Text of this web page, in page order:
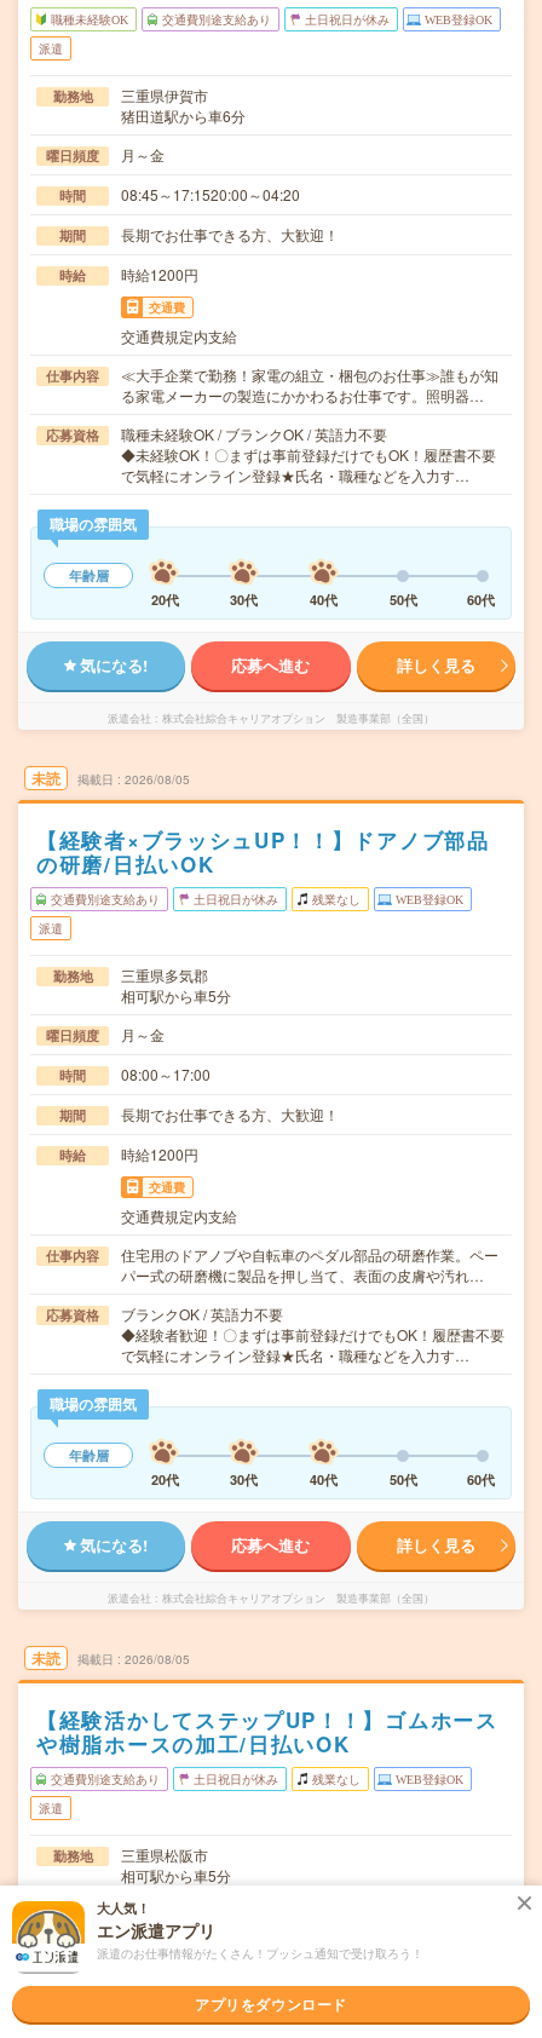
職種未経験OK 交通費別途支給あり 土日祝日が休み WEB登録OK
派遣
勤務地
三重県伊賀市
猪田道駅から車6分
曜日頻度 月～金
時間 08:45～17:1520:00～04:20
期間 長期でお仕事できる方、大歓迎！
時給 時給1200円
交通費
交通費規定内支給
仕事内容
≪大手企業で勤務！家電の組立・梱包のお仕事≫誰もが知
る家電メーカーの製造にかかわるお仕事です。照明器…
応募資格
職種未経験OK / ブランクOK / 英語力不要
◆未経験OK！〇まずは事前登録だけでもOK！履歴書不要
で気軽にオンライン登録★氏名・職種などを入力す…
職場の雰囲気
年齢層
20代
30代 40代 50代 60代
気になる! 応募へ進む 詳しく見る
派遣会社 株式会社綜合キャリアオプション 製造事業部（全国）
未読 掲載日 2026/08/05
【経験者×ブラッシュUP！！】ドアノブ部品
の研磨/日払いOK
交通費別途支給あり 土日祝日が休み 残業なし WEB登録OK
派遣
勤務地
三重県多気郡
相可駅から車5分
曜日頻度 月～金
時間 08:00～17:00
期間 長期でお仕事できる方、大歓迎！
時給 時給1200円
交通費
交通費規定内支給
仕事内容
住宅用のドアノブや自転車のペダル部品の研磨作業。ペー
パー式の研磨機に製品を押し当て、表面の皮膚や汚れ…
応募資格
ブランクOK / 英語力不要
◆経験者歓迎！〇まずは事前登録だけでもOK！履歴書不要
で気軽にオンライン登録★氏名・職種などを入力す…
職場の雰囲気
年齢層
20代
30代 40代 50代 60代
気になる! 応募へ進む 詳しく見る
派遣会社 株式会社綜合キャリアオプション 製造事業部（全国）
未読 掲載日 2026/08/05
【経験活かしてステップUP！！】ゴムホース
や樹脂ホースの加工/日払いOK
交通費別途支給あり 土日祝日が休み 残業なし WEB登録OK
派遣
勤務地
三重県松阪市
相可駅から車5分
曜日頻度 月～金
時間 08:00～17:00
長期でお仕事できる方、大歓迎！
大人気！
エン派遣アプリ
派遣のお仕事情報がたくさん！プッシュ通知で受け取ろう！
アプリをダウンロード